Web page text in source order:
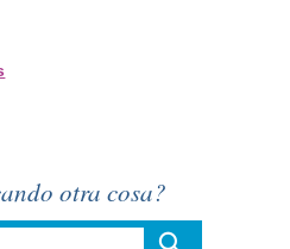
otra cosa?